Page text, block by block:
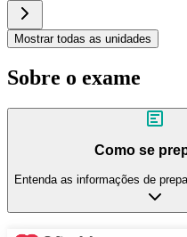
Mostrar todas as unidades
Sobre o exame
Como se
Entenda as informações de